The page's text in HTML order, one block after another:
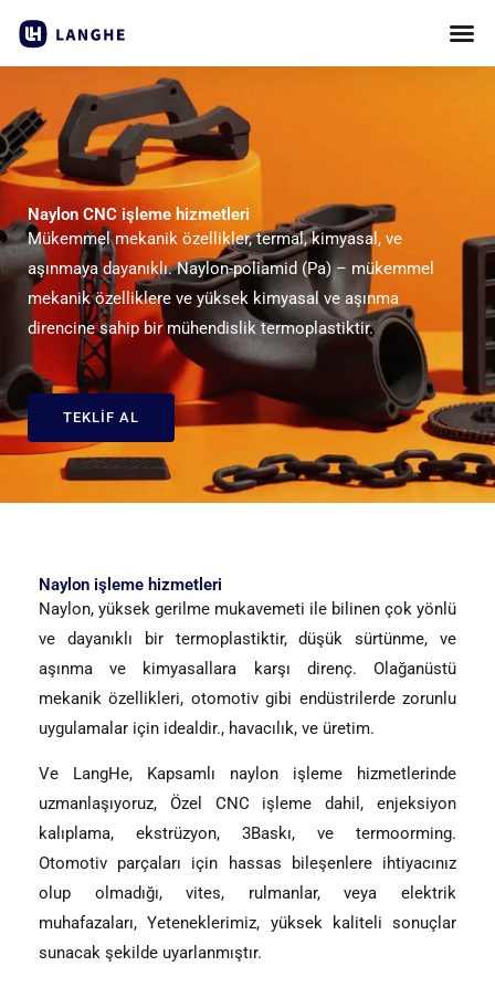
atla
Naylon CNC işleme hizmetleri
Mükemmel mekanik özellikler, termal, kimyasal, ve
aşınmaya dayanıklı. Naylon-poliamid (Pa) – mükemmel
mekanik özelliklere ve yüksek kimyasal ve aşınma
direncine sahip bir mühendislik termoplastiktir.
TEKLIF AL
Naylon işleme hizmetleri
Naylon, yüksek gerilme mukavemeti ile bilinen çok yönlü
ve dayanıklı bir termoplastiktir, düşük sürtünme, ve
aşınma ve kimyasallara karşı direnç. Olağanüstü
mekanik özellikleri, otomotiv gibi endüstrilerde zorunlu
uygulamalar için idealdir., havacılık, ve üretim.
Ve LangHe, Kapsamlı naylon işleme hizmetlerinde
uzmanlaşıyoruz, Özel CNC işleme dahil, enjeksiyon
kalıplama, ekstrüzyon, 3Baskı, ve termoorming.
Otomotiv parçaları için hassas bileşenlere ihtiyacınız
olup olmadığı, vites, rulmanlar, veya elektrik
muhafazaları, Yeteneklerimiz, yüksek kaliteli sonuçlar
sunacak şekilde uyarlanmıştır.